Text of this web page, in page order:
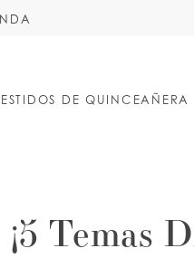
DE QUINCEAÑERA
¡5 Temas